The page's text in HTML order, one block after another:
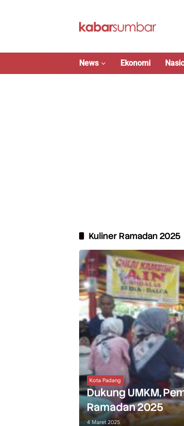
News Ekonomi
Kuliner Ramadan 2025
Kota Padang
Dukung UMKM,
Ramadan 2025
4 Maret 2025